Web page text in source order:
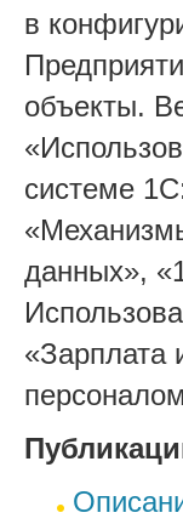
в
объекты.
системе
данных»,
«Зарплата